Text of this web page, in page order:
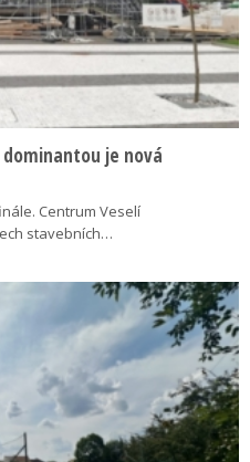
je nová
Centrum Veselí
stavebních…